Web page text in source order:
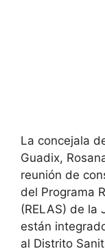
La concejala
Guadix,
reunión de
del Programa
(RELAS) de la
están
al Distrito